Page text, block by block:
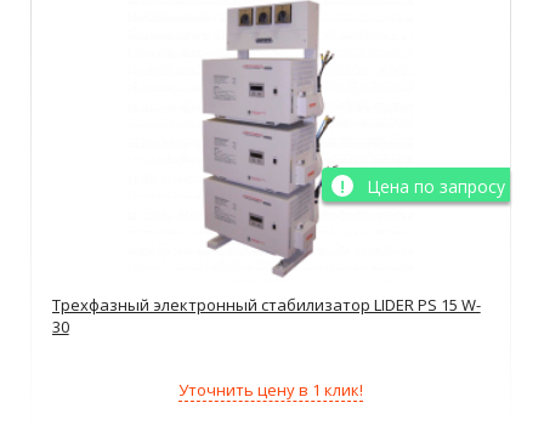
Цена по запросу
Трехфазный электронный стабилизатор LIDER PS 15 W-
30
Уточнить цену в 1 клик!